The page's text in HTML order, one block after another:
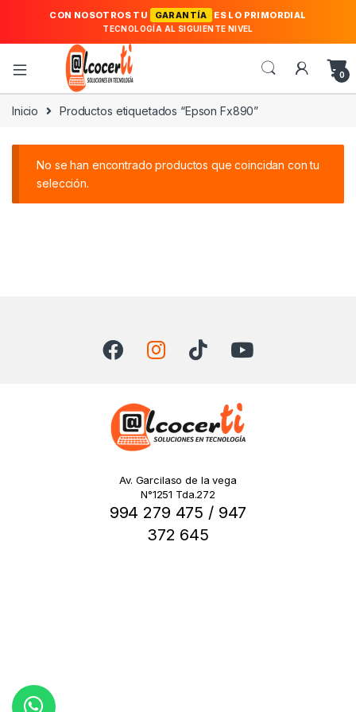
CON NOSOTROS TU GARANTÍA ES LO PRIMORDIAL
TECNOLOGÍA AL SIGUIENTE NIVEL
0
Inicio Productos etiquetados “Epson Fx890”
No se han encontrado productos que coincidan con tu
selección.
Av. Garcilaso de la vega
N°1251 Tda.272
994 279 475 / 947
372 645